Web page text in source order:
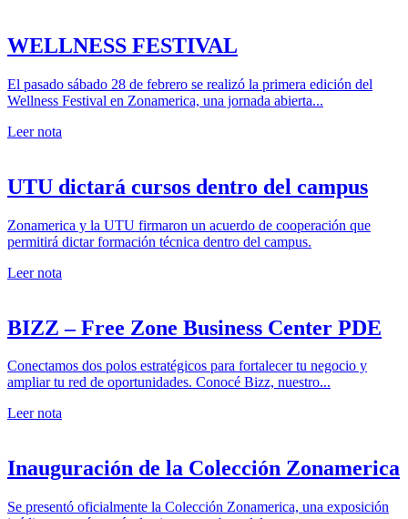
WELLNESS FESTIVAL
El pasado sábado 28 de febrero se realizó la primera edición del
Wellness Festival en Zonamerica, una jornada abierta...
Leer nota
UTU dictará cursos dentro del campus
Zonamerica y la UTU firmaron un acuerdo de cooperación que
permitirá dictar formación técnica dentro del campus.
Leer nota
BIZZ – Free Zone Business Center PDE
Conectamos dos polos estratégicos para fortalecer tu negocio y
ampliar tu red de oportunidades. Conocé Bizz, nuestro...
Leer nota
Inauguración de la Colección Zonamerica
Se presentó oficialmente la Colección Zonamerica, una exposición